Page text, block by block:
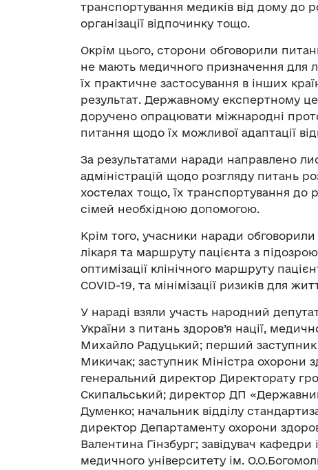
транспортування медиків від дому до
організації відпочинку тощо.
Окрім цього, сторони обговорили
не мають медичного призначення для
їх практичне застосування в інших
результат. Державному експертному
доручено опрацювати міжнародні
питання щодо їх можливої адаптації
За результатами наради направлено
адміністрацій щодо розгляду питань
хостелах тощо, їх транспортування до
сімей необхідною допомогою.
Крім того, учасники наради
лікаря та маршруту пацієнта з
оптимізації клінічного маршруту
COVID-19, та мінімізації ризиків для
У нараді взяли участь народний
України з питань здоров’я нації,
Михайло Радуцький; перший заступник
Микичак; заступник Міністра охорони
генеральний директор Директорату
Скипальський; директор ДП
Думенко; начальник відділу
директор Департаменту охорони
Валентина Гінзбург; завідувач
медичного університету ім.